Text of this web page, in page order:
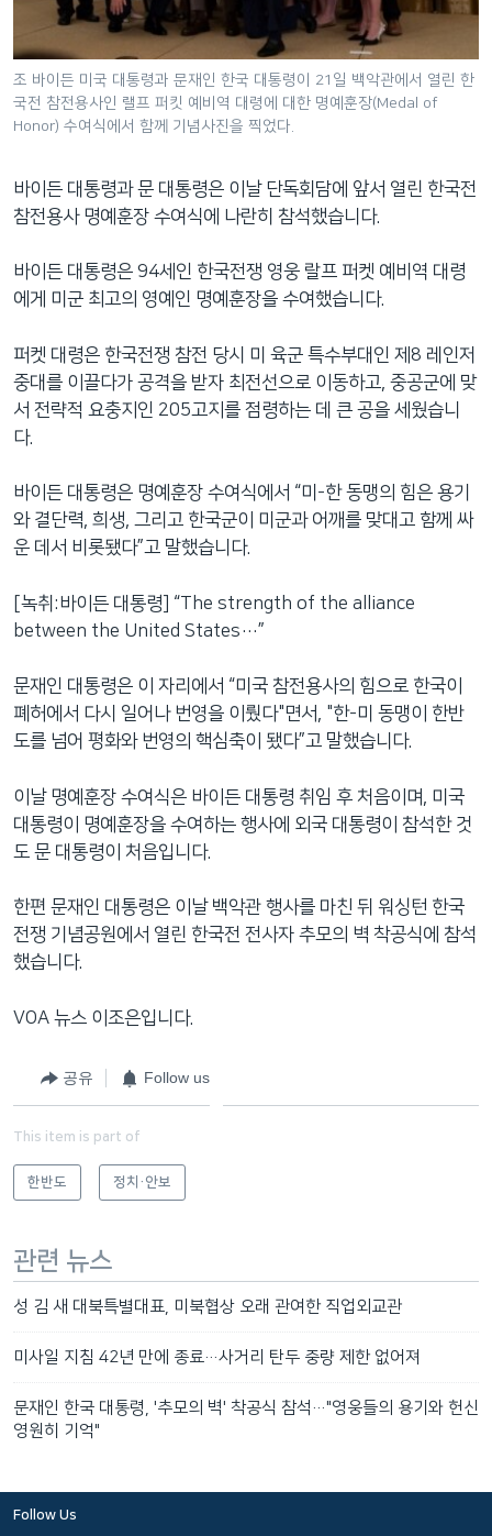
조 바이든 미국 대통령과 문재인 한국 대통령이 21일 백악관에서 열린 한
국전 참전용사인 랠프 퍼킷 예비역 대령에 대한 명예훈장(Medal of
Honor) 수여식에서 함께 기념사진을 찍었다.
바이든 대통령과 문 대통령은 이날 단독회담에 앞서 열린 한국전
참전용사 명예훈장 수여식에 나란히 참석했습니다.
바이든 대통령은 94세인 한국전쟁 영웅 랄프 퍼켓 예비역 대령
에게 미군 최고의 영예인 명예훈장을 수여했습니다.
퍼켓 대령은 한국전쟁 참전 당시 미 육군 특수부대인 제8 레인저
중대를 이끌다가 공격을 받자 최전선으로 이동하고, 중공군에 맞
서 전략적 요충지인 205고지를 점령하는 데 큰 공을 세웠습니
다.
바이든 대통령은 명예훈장 수여식에서 “미-한 동맹의 힘은 용기
와 결단력, 희생, 그리고 한국군이 미군과 어깨를 맞대고 함께 싸
운 데서 비롯됐다”고 말했습니다.
[녹취:바이든 대통령] “The strength of the alliance
between the United States…”
문재인 대통령은 이 자리에서 “미국 참전용사의 힘으로 한국이
폐허에서 다시 일어나 번영을 이뤘다"면서, "한-미 동맹이 한반
도를 넘어 평화와 번영의 핵심축이 됐다”고 말했습니다.
이날 명예훈장 수여식은 바이든 대통령 취임 후 처음이며, 미국
대통령이 명예훈장을 수여하는 행사에 외국 대통령이 참석한 것
도 문 대통령이 처음입니다.
한편 문재인 대통령은 이날 백악관 행사를 마친 뒤 워싱턴 한국
전쟁 기념공원에서 열린 한국전 전사자 추모의 벽 착공식에 참석
했습니다.
VOA 뉴스 이조은입니다.
공유 Follow us
This item is part of
한반도 정치·안보
관련 뉴스
성 김 새 대북특별대표, 미북협상 오래 관여한 직업외교관
미사일 지침 42년 만에 종료…사거리 탄두 중량 제한 없어져
문재인 한국 대통령, '추모의 벽' 착공식 참석…"영웅들의 용기와 헌신
영원히 기억"
Follow Us